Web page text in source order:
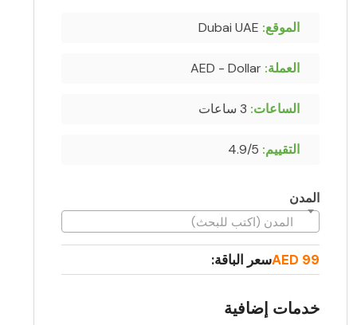
الموقع:
العملة:
الساعات:
التقييم:
المدن
المدن (اكتب للبحث)
سعر الباقة: 99 AED
خدمات إضافية